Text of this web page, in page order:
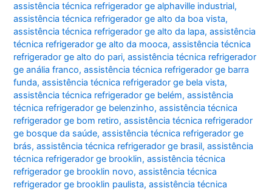
assistência técnica refrigerador ge alphaville industrial,
assistência técnica refrigerador ge alto da boa vista,
assistência técnica refrigerador ge alto da lapa,assistência
técnica refrigerador ge alto da mooca,assistência técnica
refrigerador ge alto do pari,assistência técnica refrigerador
ge anália franco,assistência técnica refrigerador ge barra
funda,assistência técnica refrigerador ge bela vista,
assistência técnica refrigerador ge belém,assistência
técnica refrigerador ge belenzinho,assistência técnica
refrigerador ge bom retiro,assistência técnica refrigerador
ge bosque da saúde,assistência técnica refrigerador ge
brás,assistência técnica refrigerador ge brasil,assistência
técnica refrigerador ge brooklin,assistência técnica
refrigerador ge brooklin novo,assistência técnica
refrigerador ge brooklin paulista,assistência técnica